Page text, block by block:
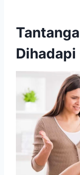
Dihadapi